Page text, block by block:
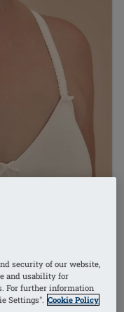
security of our website,
and usability for
For further information
Settings". Cookie Policy